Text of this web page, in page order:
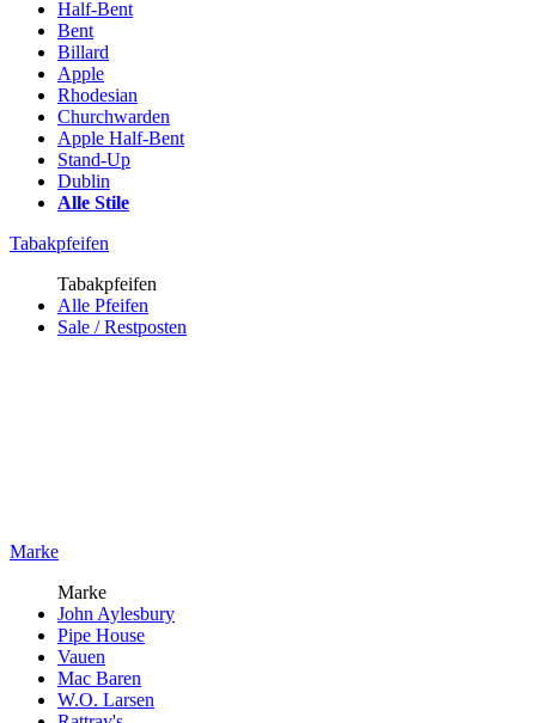
Half-Bent
Bent
Billard
Apple
Rhodesian
Churchwarden
Apple Half-Bent
Stand-Up
Dublin
Alle Stile
Tabakpfeifen
Tabakpfeifen
Alle Pfeifen
Sale / Restposten
Marke
Marke
John Aylesbury
Pipe House
Vauen
Mac Baren
W.O. Larsen